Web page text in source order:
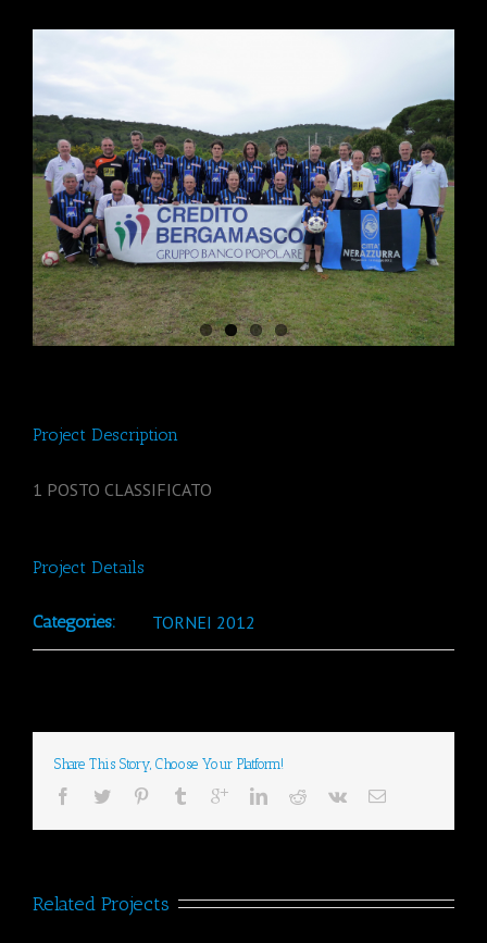
Project Description
1 POSTO CLASSIFICATO
Project Details
Categories: TORNEI 2012
Share This Story, Choose Your Platform!
Related Projects